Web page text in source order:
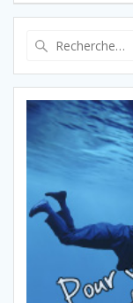
l’article